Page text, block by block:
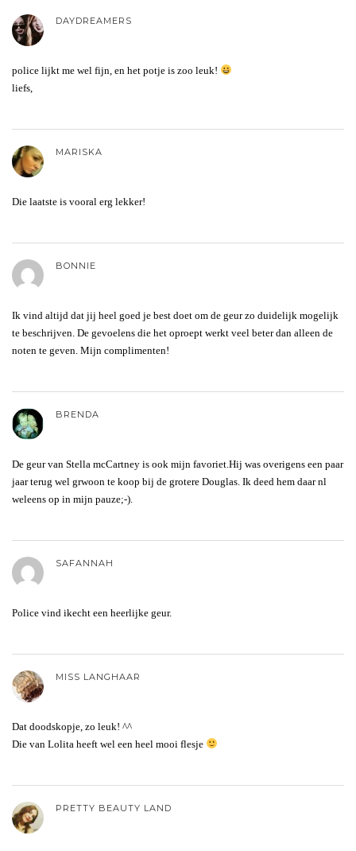
DAYDREAMERS
police lijkt me wel fijn, en het potje is zoo leuk!
liefs,
MARISKA
Die laatste is vooral erg lekker!
BONNIE
Ik vind altijd dat jij heel goed je best doet om de geur zo duidelijk mogelijk
te beschrijven. De gevoelens die het oproept werkt veel beter dan alleen de
noten te geven. Mijn complimenten!
BRENDA
De geur van Stella mcCartney is ook mijn favoriet.Hij was overigens een paar
jaar terug wel grwoon te koop bij de grotere Douglas. Ik deed hem daar nl
weleens op in mijn pauze;-).
SAFANNAH
Police vind ikecht een heerlijke geur.
MISS LANGHAAR
Dat doodskopje, zo leuk! ^^
Die van Lolita heeft wel een heel mooi flesje
PRETTY BEAUTY LAND